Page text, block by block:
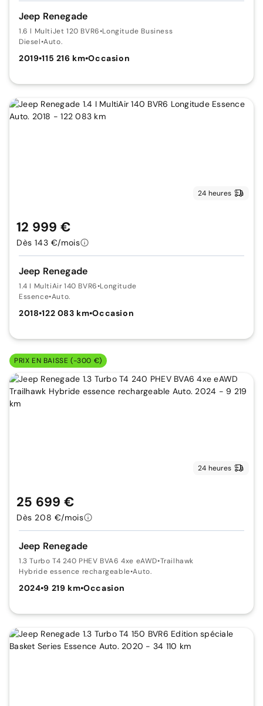
Jeep Renegade
1.6 l MultiJet 120 BVR6•Longitude Business
Diesel•Auto.
2019•115 216 km•Occasion
24 heures
Jeep Renegade
1.4 I MultiAir 140 BVR6•Longitude
Essence•Auto.
2018•122 083 km•Occasion
12 999 €
Dès 143 €/mois
PRIX EN BAISSE (-300 €)
24 heures
Jeep Renegade
1.3 Turbo T4 240 PHEV BVA6 4xe eAWD•Trailhawk
Hybride essence rechargeable•Auto.
2024•9 219 km•Occasion
25 699 €
Dès 208 €/mois